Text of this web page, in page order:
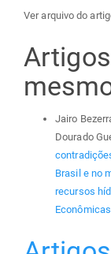
Ver arquivo do
Jairo
Dourado
Brasil e no
recursos